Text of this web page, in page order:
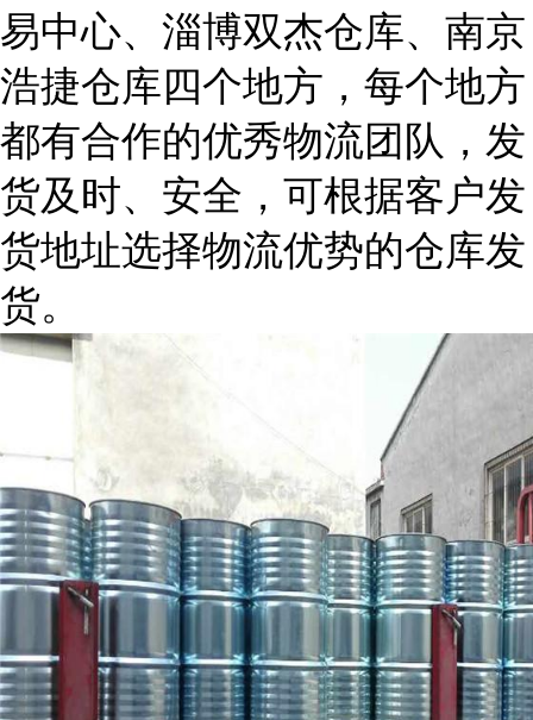
易中心、淄博双杰仓库、南京
浩捷仓库四个地方，每个地方
都有合作的优秀物流团队，发
货及时、安全，可根据客户发
货地址选择物流优势的仓库发
货。